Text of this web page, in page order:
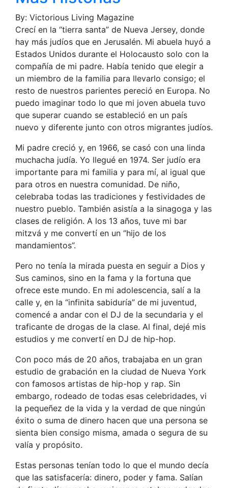
By: Victorious Living Magazine
Crecí en la “tierra santa” de Nueva Jersey, donde
hay más judíos que en Jerusalén. Mi abuela huyó a
Estados Unidos durante el Holocausto solo con la
compañía de mi padre. Había tenido que elegir a
un miembro de la familia para llevarlo consigo; el
resto de nuestros parientes pereció en Europa. No
puedo imaginar todo lo que mi joven abuela tuvo
que superar cuando se estableció en un país
nuevo y diferente junto con otros migrantes judíos.
Mi padre creció y, en 1966, se casó con una linda
muchacha judía. Yo llegué en 1974. Ser judío era
importante para mi familia y para mí, al igual que
para otros en nuestra comunidad. De niño,
celebraba todas las tradiciones y festividades de
nuestro pueblo. También asistía a la sinagoga y las
clases de religión. A los 13 años, tuve mi bar
mitzvá y me convertí en un “hijo de los
mandamientos”.
Pero no tenía la mirada puesta en seguir a Dios y
Sus caminos, sino en la fama y la fortuna que
ofrece este mundo. En mi adolescencia, salí a la
calle y, en la “infinita sabiduría” de mi juventud,
comencé a andar con el DJ de la secundaria y el
traficante de drogas de la clase. Al final, dejé mis
estudios y me convertí en DJ de hip-hop.
Con poco más de 20 años, trabajaba en un gran
estudio de grabación en la ciudad de Nueva York
con famosos artistas de hip-hop y rap. Sin
embargo, rodeado de todas esas celebridades, vi
la pequeñez de la vida y la verdad de que ningún
éxito o suma de dinero hacen que una persona se
sienta bien consigo misma, amada o segura de su
valía y propósito.
Estas personas tenían todo lo que el mundo decía
que las satisfacería: dinero, poder y fama. Salían